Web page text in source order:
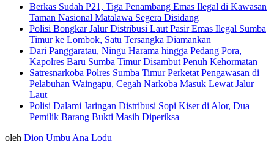
Berkas Sudah P21, Tiga Penambang Emas Ilegal di Kawasan
Taman Nasional Matalawa Segera Disidang
Polisi Bongkar Jalur Distribusi Laut Pasir Emas Ilegal Sumba
Timur ke Lombok, Satu Tersangka Diamankan
Dari Panggaratau, Ningu Harama hingga Pedang Pora,
Kapolres Baru Sumba Timur Disambut Penuh Kehormatan
Satresnarkoba Polres Sumba Timur Perketat Pengawasan di
Pelabuhan Waingapu, Cegah Narkoba Masuk Lewat Jalur
Laut
Polisi Dalami Jaringan Distribusi Sopi Kiser di Alor, Dua
Pemilik Barang Bukti Masih Diperiksa
oleh Dion Umbu Ana Lodu